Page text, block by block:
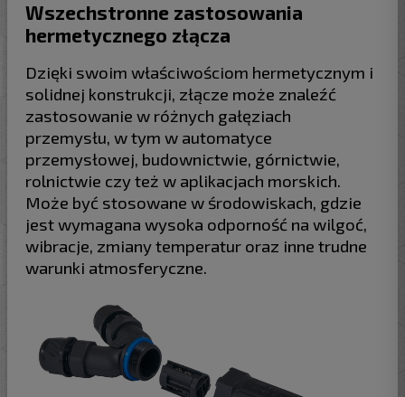
Wszechstronne zastosowania
hermetycznego złącza
Dzięki swoim właściwościom hermetycznym i
solidnej konstrukcji, złącze może znaleźć
zastosowanie w różnych gałęziach
przemysłu, w tym w automatyce
przemysłowej, budownictwie, górnictwie,
rolnictwie czy też w aplikacjach morskich.
Może być stosowane w środowiskach, gdzie
jest wymagana wysoka odporność na wilgoć,
wibracje, zmiany temperatur oraz inne trudne
warunki atmosferyczne.